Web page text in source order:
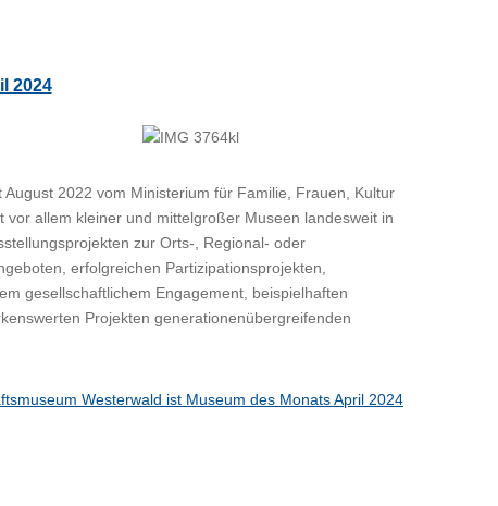
2024
2022 vom Ministerium für Familie, Frauen, Kultur
allem kleiner und mittelgroßer Museen landesweit in
zur Orts-, Regional- oder
erfolgreichen Partizipationsprojekten,
gesellschaftlichem Engagement, beispielhaften
Projekten generationenübergreifenden
Westerwald ist Museum des Monats April 2024